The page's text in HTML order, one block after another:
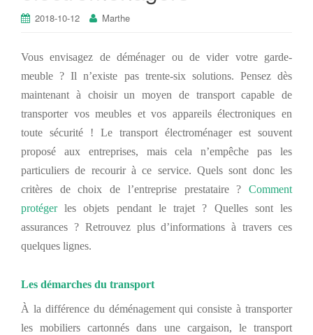
2018-10-12 Marthe
Vous envisagez de déménager ou de vider votre garde-
meuble ? Il n’existe pas trente-six solutions. Pensez dès
maintenant à choisir un moyen de transport capable de
transporter vos meubles et vos appareils électroniques en
toute sécurité ! Le transport électroménager est souvent
proposé aux entreprises, mais cela n’empêche pas les
particuliers de recourir à ce service. Quels sont donc les
critères de choix de l’entreprise prestataire ? Comment
protégerles objets pendant le trajet ? Quelles sont les
assurances ? Retrouvez plus d’informations à travers ces
quelques lignes.
Les démarches du transport
À la différence du déménagement qui consiste à transporter
les mobiliers cartonnés dans une cargaison, le transport